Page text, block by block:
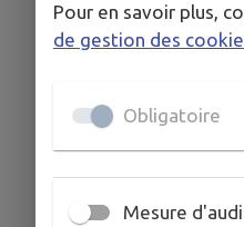
Pour en savoir plus,
de gestion des
Obligatoire
Mesure